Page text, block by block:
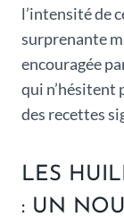
l’intensité de
surprenante
encouragée
qui n’hésitent
des recettes
LES
: UN